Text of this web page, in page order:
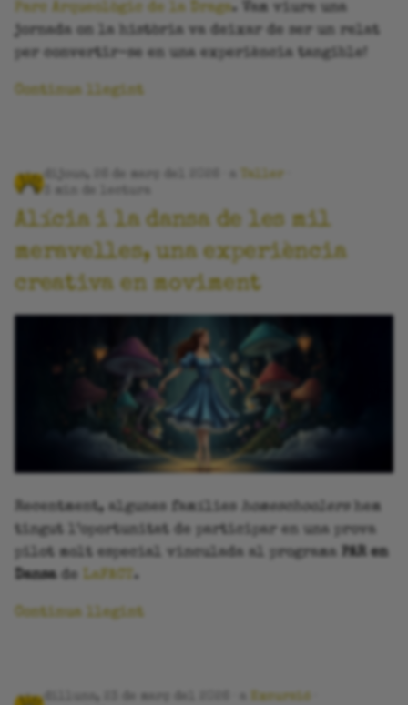
Parc Arqueològic de la Draga. Vam viure una
jornada on la història va deixar de ser un relat
per convertir-se en una experiència tangible!
Continua llegint
dijous, 26 de març del 2026
3 min de lectura
Alícia i la dansa de les mil
meravelles, una experiència
creativa en moviment
Recentment, algunes famílies homeschoolers
hem
tingut l’oportunitat de participar en una prova
pilot molt especial vinculada al programa
PAR en
Dansa
LaFACT .
Continua llegint
dilluns, 23 de març del 2026
Excursió